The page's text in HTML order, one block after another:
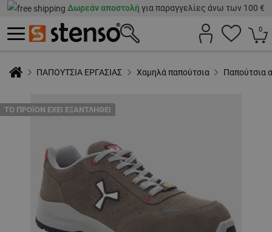
Δωρεάν αποστολή για παραγγελίες άνω των 100 €
0
ΠΑΠΟΥΤΣΙΑ ΕΡΓΑΣΙΑΣ Χαμηλά παπούτσια Παπούτσια
ТΟ ΠΡΟΪΌΝ ΈΧΕΙ ΕΞΑΝΤΛΗΘΕΊ